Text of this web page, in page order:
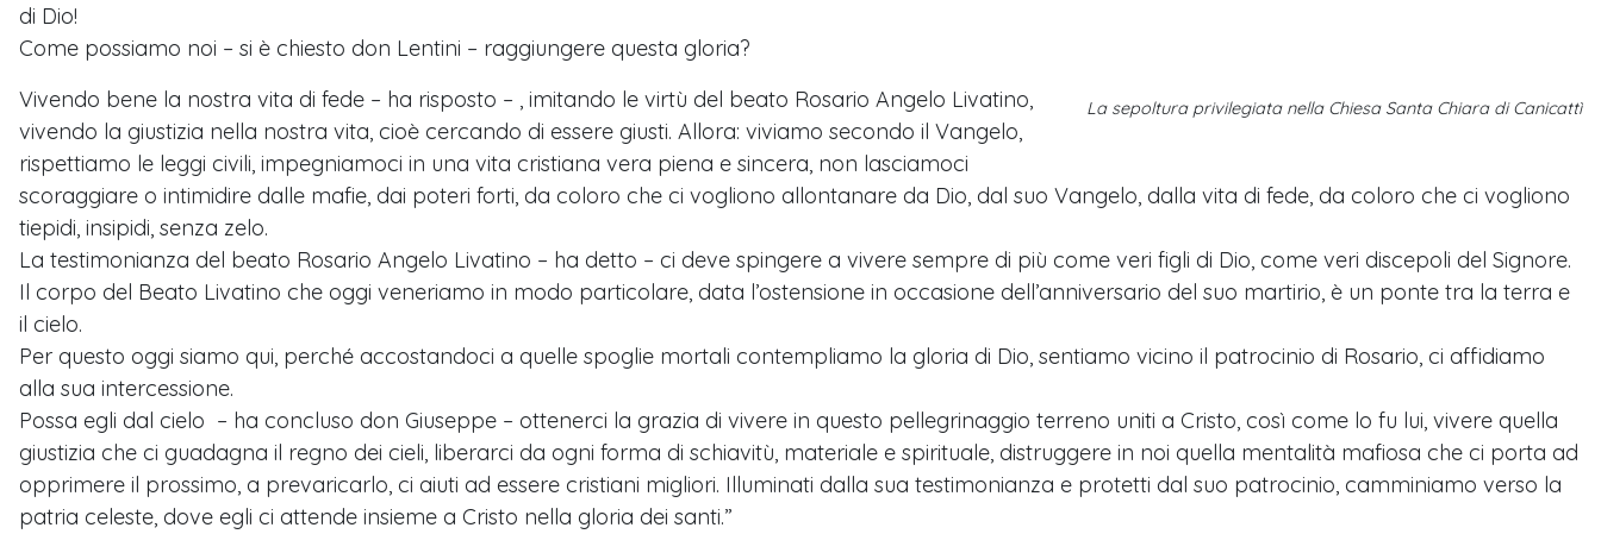
di Dio!
Come possiamo noi – si è chiesto don Lentini – raggiungere questa gloria?
La sepoltura privilegiata nella Chiesa Santa Chiara di Canicattì
Vivendo bene la nostra vita di fede – ha risposto – , imitando le virtù del beato Rosario Angelo Livatino,
vivendo la giustizia nella nostra vita, cioè cercando di essere giusti. Allora: viviamo secondo il Vangelo,
rispettiamo le leggi civili, impegniamoci in una vita cristiana vera piena e sincera, non lasciamoci
scoraggiare o intimidire dalle mafie, dai poteri forti, da coloro che ci vogliono allontanare da Dio, dal suo Vangelo, dalla vita di fede, da coloro che ci vogliono
tiepidi, insipidi, senza zelo.
La testimonianza del beato Rosario Angelo Livatino – ha detto – ci deve spingere a vivere sempre di più come veri figli di Dio, come veri discepoli del Signore.
Il corpo del Beato Livatino che oggi veneriamo in modo particolare, data l’ostensione in occasione dell’anniversario del suo martirio, è un ponte tra la terra e
il cielo.
Per questo oggi siamo qui, perché accostandoci a quelle spoglie mortali contempliamo la gloria di Dio, sentiamo vicino il patrocinio di Rosario, ci affidiamo
alla sua intercessione.
Possa egli dal cielo – ha concluso don Giuseppe – ottenerci la grazia di vivere in questo pellegrinaggio terreno uniti a Cristo, così come lo fu lui, vivere quella
giustizia che ci guadagna il regno dei cieli, liberarci da ogni forma di schiavitù, materiale e spirituale, distruggere in noi quella mentalità mafiosa che ci porta ad
opprimere il prossimo, a prevaricarlo, ci aiuti ad essere cristiani migliori. Illuminati dalla sua testimonianza e protetti dal suo patrocinio, camminiamo verso la
patria celeste, dove egli ci attende insieme a Cristo nella gloria dei santi.”